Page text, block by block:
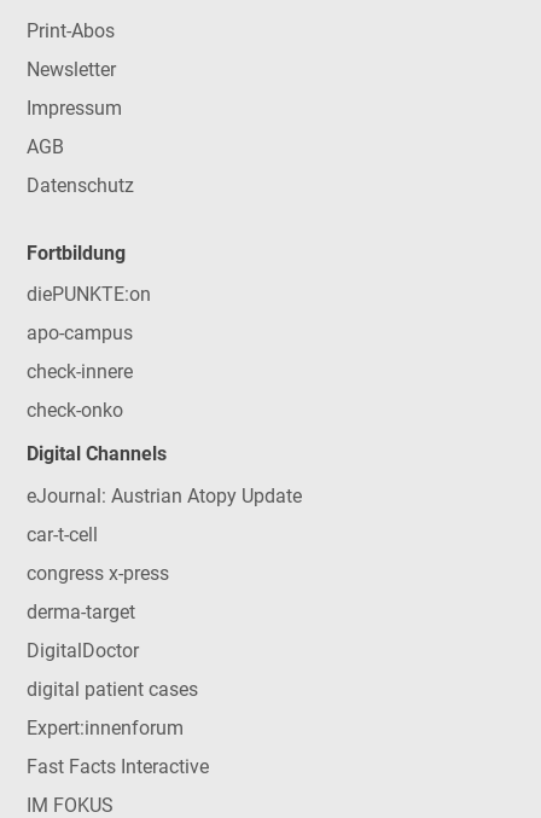
Print-Abos
Newsletter
Impressum
AGB
Datenschutz
Fortbildung
diePUNKTE:on
apo-campus
check-innere
check-onko
Digital Channels
eJournal: Austrian Atopy Update
car-t-cell
congress x-press
derma-target
DigitalDoctor
digital patient cases
Expert:innenforum
Fast Facts Interactive
IM FOKUS